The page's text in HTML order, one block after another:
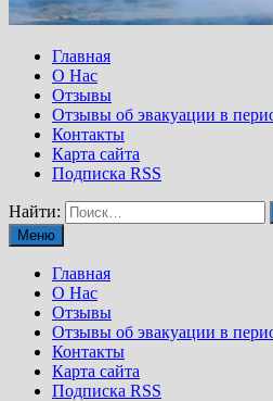
Главная
О Нас
Отзывы
Отзывы об эвакуации в
Контакты
Карта сайта
Подписка RSS
Найти:
Меню
Главная
О Нас
Отзывы
Отзывы об эвакуации в
Контакты
Карта сайта
Подписка RSS